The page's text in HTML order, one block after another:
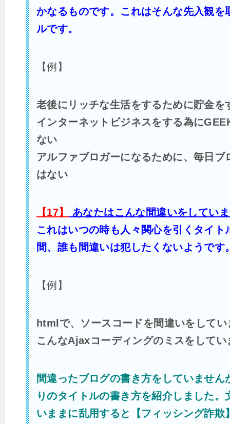
かなるものです。これはそんな先入観を
ルです。
【例】
老後にリッチな生活をするために貯金を
インターネットビジネスをする為に
ない
アルファブロガーになるために、毎日ブ
はない
【17】
あなたはこんな間違いをしてい
これはいつの時も人々関心を引くタイト
間、誰も間違いは犯したくないようです
【例】
htmlで、ソースコードを間違いをしてい
こんなAjaxコーディングのミスをしてい
間違ったブログの書き方をしていません
りのタイトルの書き方を紹介しました。
いままに乱用すると【フィッシング詐欺